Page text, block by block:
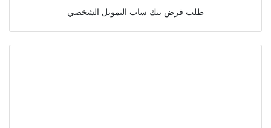
طلب قرض بنك ساب التمويل الشخصي